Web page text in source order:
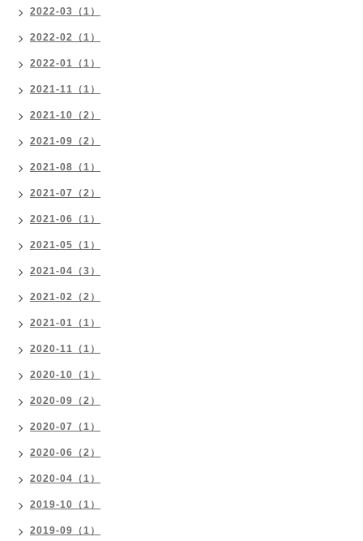
2022-03（1）
2022-02（1）
2022-01（1）
2021-11（1）
2021-10（2）
2021-09（2）
2021-08（1）
2021-07（2）
2021-06（1）
2021-05（1）
2021-04（3）
2021-02（2）
2021-01（1）
2020-11（1）
2020-10（1）
2020-09（2）
2020-07（1）
2020-06（2）
2020-04（1）
2019-10（1）
2019-09（1）